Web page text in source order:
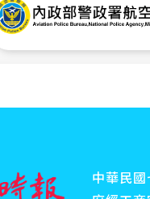
中華民